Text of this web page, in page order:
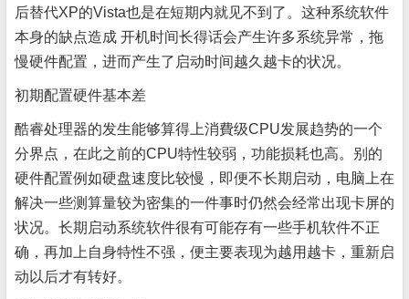
后替代XP的Vista也是在短期内就见不到了。这种系统软件
本身的缺点造成 开机时间长得话会产生许多系统异常，拖
慢硬件配置，进而产生了启动时间越久越卡的状况。
初期配置硬件基本差
酷睿处理器的发生能够算得上消費级CPU发展趋势的一个
分界点，在此之前的CPU特性较弱，功能损耗也高。别的
硬件配置例如硬盘速度比较慢，即便不长期启动，电脑上在
解决一些测算量较为密集的一件事时仍然会经常出现卡屏的
状况。长期启动系统软件很有可能存有一些手机软件不正
确，再加上自身特性不强，便主要表现为越用越卡，重新启
动以后才有转好。